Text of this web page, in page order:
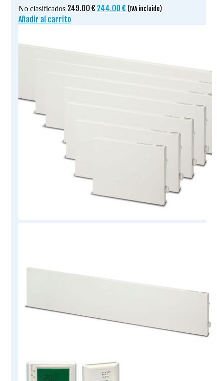
No clasificados 249.00€ El
244.00 € El
(IVA incluido)
Añadir al carrito